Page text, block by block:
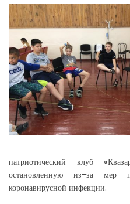
патриотический клуб
остановленную из-за мер
коронавирусной инфекции.